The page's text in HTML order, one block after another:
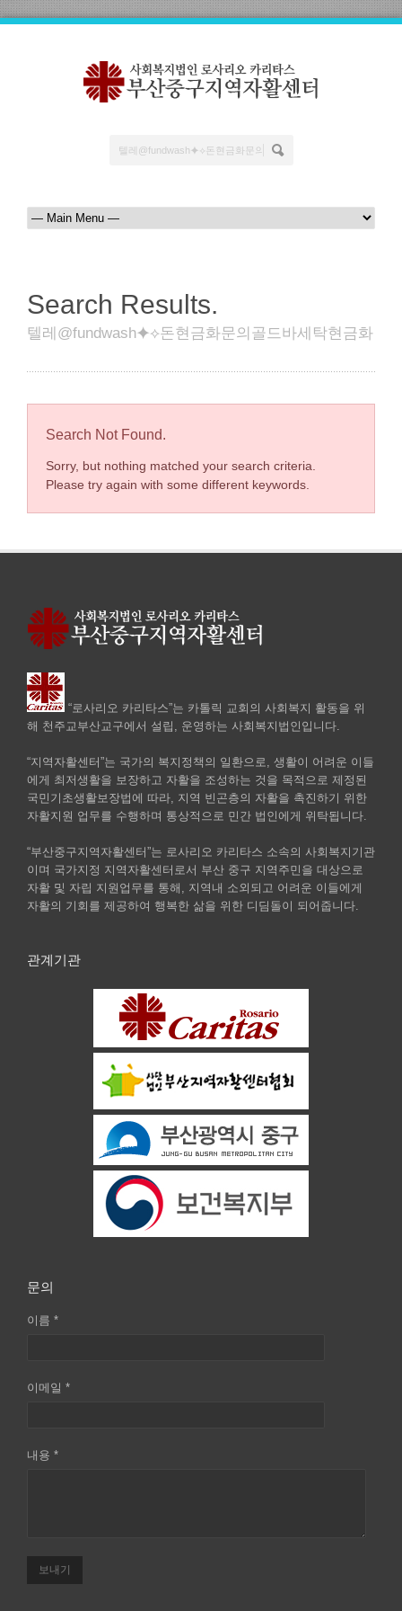
Search Results.
텔레@fundwash⯌⟡돈현금화문의골드바세탁현금화
Search Not Found.
Sorry, but nothing matched your search criteria.
Please try again with some different keywords.
“로사리오 카리타스”는 카톨릭 교회의 사회복지 활동을 위
해 천주교부산교구에서 설립, 운영하는 사회복지법인입니다.
“지역자활센터”는 국가의 복지정책의 일환으로, 생활이 어려운 이들
에게 최저생활을 보장하고 자활을 조성하는 것을 목적으로 제정된
국민기초생활보장법에 따라, 지역 빈곤층의 자활을 촉진하기 위한
자활지원 업무를 수행하며 통상적으로 민간 법인에게 위탁됩니다.
“부산중구지역자활센터”는 로사리오 카리타스 소속의 사회복지기관
이며 국가지정 지역자활센터로서 부산 중구 지역주민을 대상으로
자활 및 자립 지원업무를 통해, 지역내 소외되고 어려운 이들에게
자활의 기회를 제공하여 행복한 삶을 위한 디딤돌이 되어줍니다.
관계기관
문의
이름 *
이메일 *
내용 *
보내기